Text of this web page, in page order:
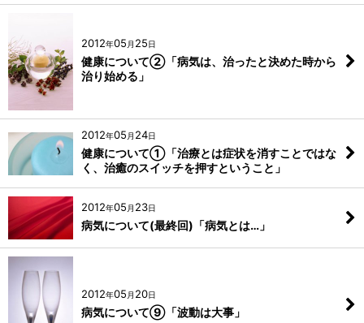
2012年05 月 25日
健康について②「病気は、治ったと決めた時から
治り始める」
2012年05 月 24日
健康について①「治療とは症状を消すことではな
く、治癒のスイッチを押すということ」
2012年05 月 23日
病気について(最終回)「病気とは…」
2012年05 月 20日
病気について⑨「波動は大事」